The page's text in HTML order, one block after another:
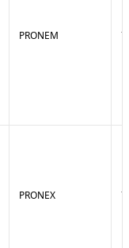
PRONEM
PRONEX